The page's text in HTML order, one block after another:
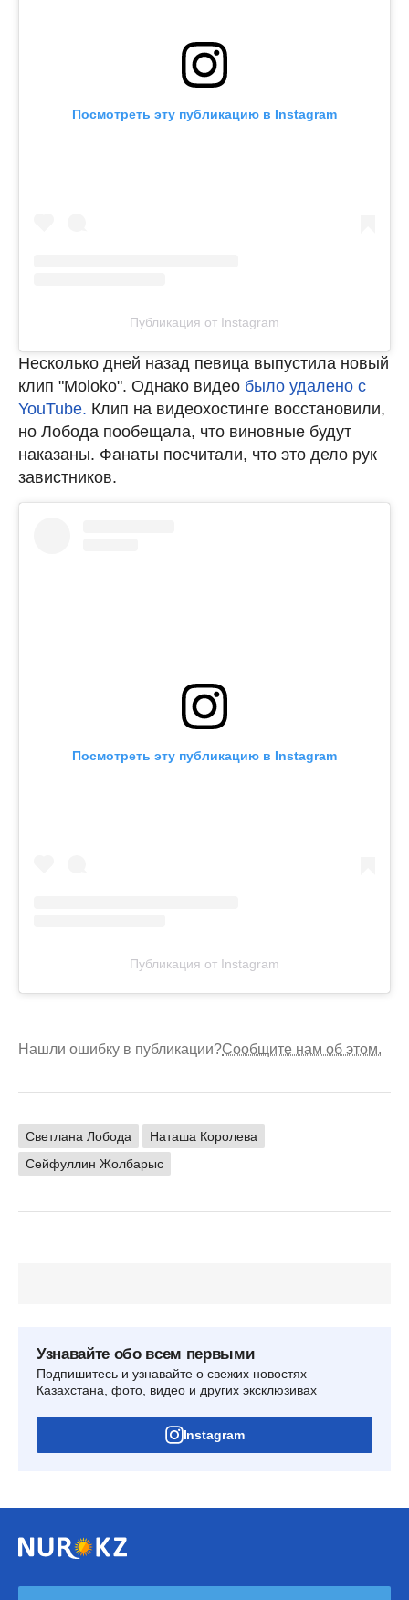
Посмотреть эту публикацию в Instagram
Публикация от Instagram
Несколько дней назад певица выпустила новый
клип "Moloko". Однако видео было удалено с
YouTube. Клип на видеохостинге восстановили,
но Лобода пообещала, что виновные будут
наказаны. Фанаты посчитали, что это дело рук
завистников.
Посмотреть эту публикацию в Instagram
Публикация от Instagram
Нашли ошибку в публикации?Сообщите нам об этом.
Светлана Лобода
Наташа Королева
Сейфуллин Жолбарыс
Узнавайте обо всем первыми
Подпишитесь и узнавайте о свежих новостях
Казахстана, фото, видео и других эксклюзивах
Instagram